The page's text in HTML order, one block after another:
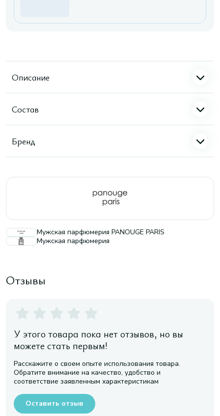
Описание
Состав
Бренд
Мужская парфюмерия PANOUGE PARIS
Мужская парфюмерия
Отзывы
У этого товара пока нет отзывов, но вы
можете стать первым!
Расскажите о своем опыте использования товара.
Обратите внимание на качество, удобство и
соответствие заявленным характеристикам
Оставить отзыв